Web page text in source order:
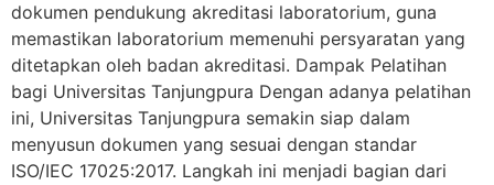
dokumen pendukung akreditasi laboratorium, guna
memastikan laboratorium memenuhi persyaratan yang
ditetapkan oleh badan akreditasi. Dampak Pelatihan
bagi Universitas Tanjungpura Dengan adanya pelatihan
ini, Universitas Tanjungpura semakin siap dalam
menyusun dokumen yang sesuai dengan standar
ISO/IEC 17025:2017. Langkah ini menjadi bagian dari